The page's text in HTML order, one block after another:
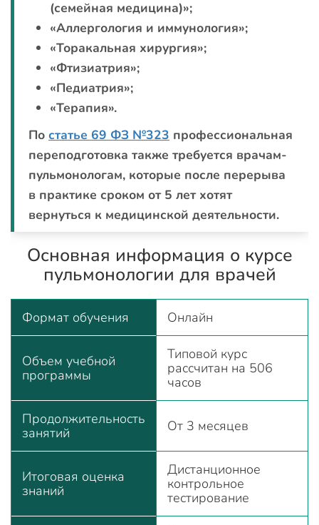
(семейная медицина)»;
«Аллергология и иммунология»;
«Торакальная хирургия»;
«Фтизиатрия»;
«Педиатрия»;
«Терапия».
По статье 69 ФЗ №323 профессиональная
переподготовка также требуется врачам-
пульмонологам, которые после перерыва
в практике сроком от 5 лет хотят
вернуться к медицинской деятельности.
Основная информация о курсе
пульмонологии для врачей
Формат обучения Онлайн
Объем учебной
программы
Типовой курс
рассчитан на 506
часов
Продолжительность
занятий
От 3 месяцев
Итоговая оценка
знаний
Дистанционное
контрольное
тестирование